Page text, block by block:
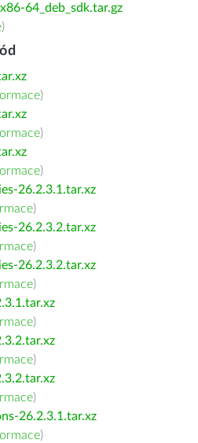
64_deb_sdk.tar.gz
)
)
)
)
26.2.3.1.tar.xz
)
26.2.3.2.tar.xz
)
26.2.3.2.tar.xz
)
)
)
)
26.2.3.1.tar.xz
)